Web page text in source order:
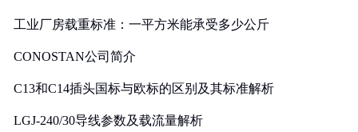
工业厂房载重标准：一平方米能承受多少公斤
CONOSTAN公司简介
C13和C14插头国标与欧标的区别及其标准解析
LGJ-240/30导线参数及载流量解析